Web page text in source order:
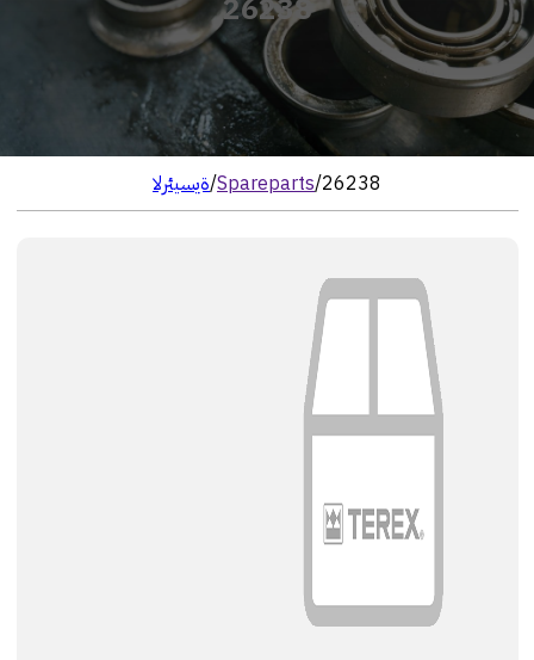
26238
الرئيسية/Spareparts/26238